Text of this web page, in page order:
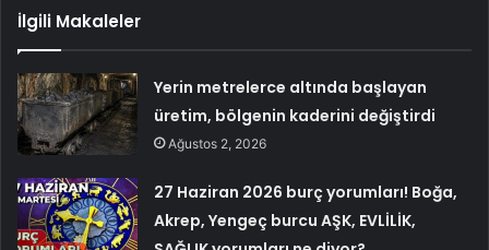
İlgili Makaleler
Yerin metrelerce altında başlayan
üretim, bölgenin kaderini değiştirdi
Ağustos 2, 2026
27 Haziran 2026 burç yorumları! Boğa,
Akrep, Yengeç burcu AŞK, EVLİLİK,